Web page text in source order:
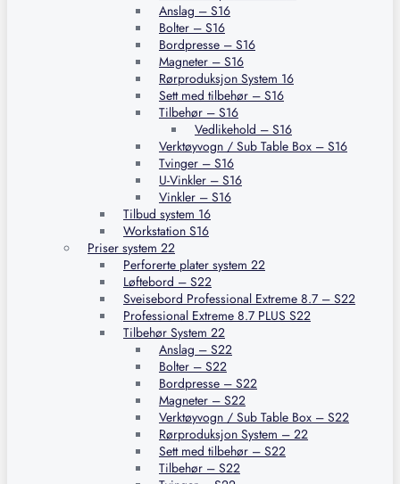
Anslag – S16
Bolter – S16
Bordpresse – S16
Magneter – S16
Rørproduksjon System 16
Sett med tilbehør – S16
Tilbehør – S16
Vedlikehold – S16
Verktøyvogn / Sub Table Box – S16
Tvinger – S16
U-Vinkler – S16
Vinkler – S16
Tilbud system 16
Workstation S16
Priser system 22
Perforerte plater system 22
Løftebord – S22
Sveisebord Professional Extreme 8.7 – S22
Professional Extreme 8.7 PLUS S22
Tilbehør System 22
Anslag – S22
Bolter – S22
Bordpresse – S22
Magneter – S22
Verktøyvogn / Sub Table Box – S22
Rørproduksjon System – 22
Sett med tilbehør – S22
Tilbehør – S22